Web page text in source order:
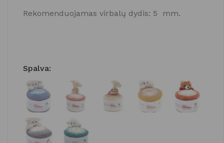
Rekomenduojamas virbalų dydis: 5 mm.
Spalva: